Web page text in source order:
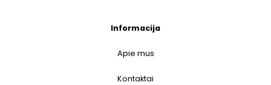
Informacija
Apie mus
Kontaktai